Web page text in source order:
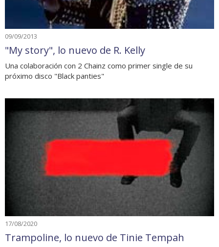
09/09/2013
"My story", lo nuevo de R. Kelly
Una colaboración con 2 Chainz como primer single de su
próximo disco "Black panties"
17/08/2020
Trampoline, lo nuevo de Tinie Tempah